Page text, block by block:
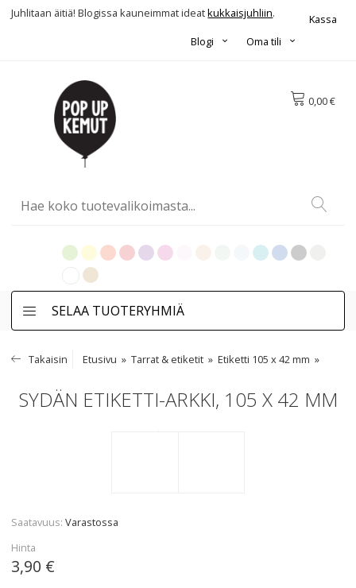
Juhlitaan äitiä! Blogissa kauneimmat ideatkukkaisjuhliin.
Kassa
Oma tili
Blogi
0,00 €
SELAA TUOTERYHMIÄ
Takaisin Etusivu Tarrat & etiketit Etiketti 105 x 42 mm
SYDÄN ETIKETTI-ARKKI, 105 X 42 MM
Saatavuus Varastossa
Hinta
3,90 €